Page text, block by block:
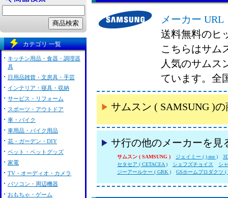
メーカー URL
送料無料のヒ
こちらはサム
人気のサムス
ています。全
サムスン ( SAMSUNG )
サ行の他のメーカーを見
サムスン ( SAMSUNG ) ジェイミー ( j-me )
セタセア ( CETACEA )
シェフズチョイス
シ
ジーアールケー ( GRK )
GSホームプロダクツ (
カテゴリ 一覧
キッチン用品・食器・調理器
具
日用品雑貨・文房具・手芸
インテリア・寝具・収納
サービス・リフォーム
スポーツ・アウトドア
車・バイク
車用品・バイク用品
花・ガーデン・DIY
ペット・ペットグッズ
家電
TV・オーディオ・カメラ
パソコン・周辺機器
おもちゃ・ゲーム